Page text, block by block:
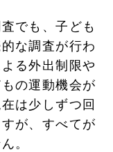
でも、子ども
な調査が行わ
る外出制限や
の運動機会が
は少しずつ回
が、すべてが
。